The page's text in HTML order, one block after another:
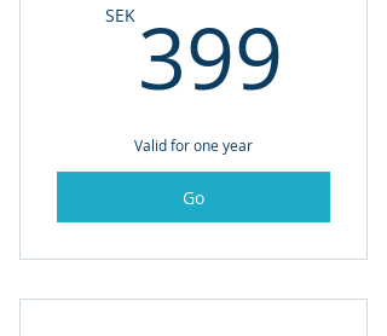
SEK 399
Valid for one year
Go